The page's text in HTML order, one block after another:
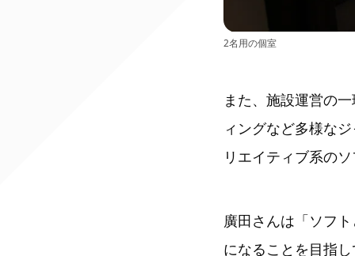
2名用の個室
また、施設運営の
ィングなど多様な
リエイティブ系の
廣田さんは「ソフ
になることを目指